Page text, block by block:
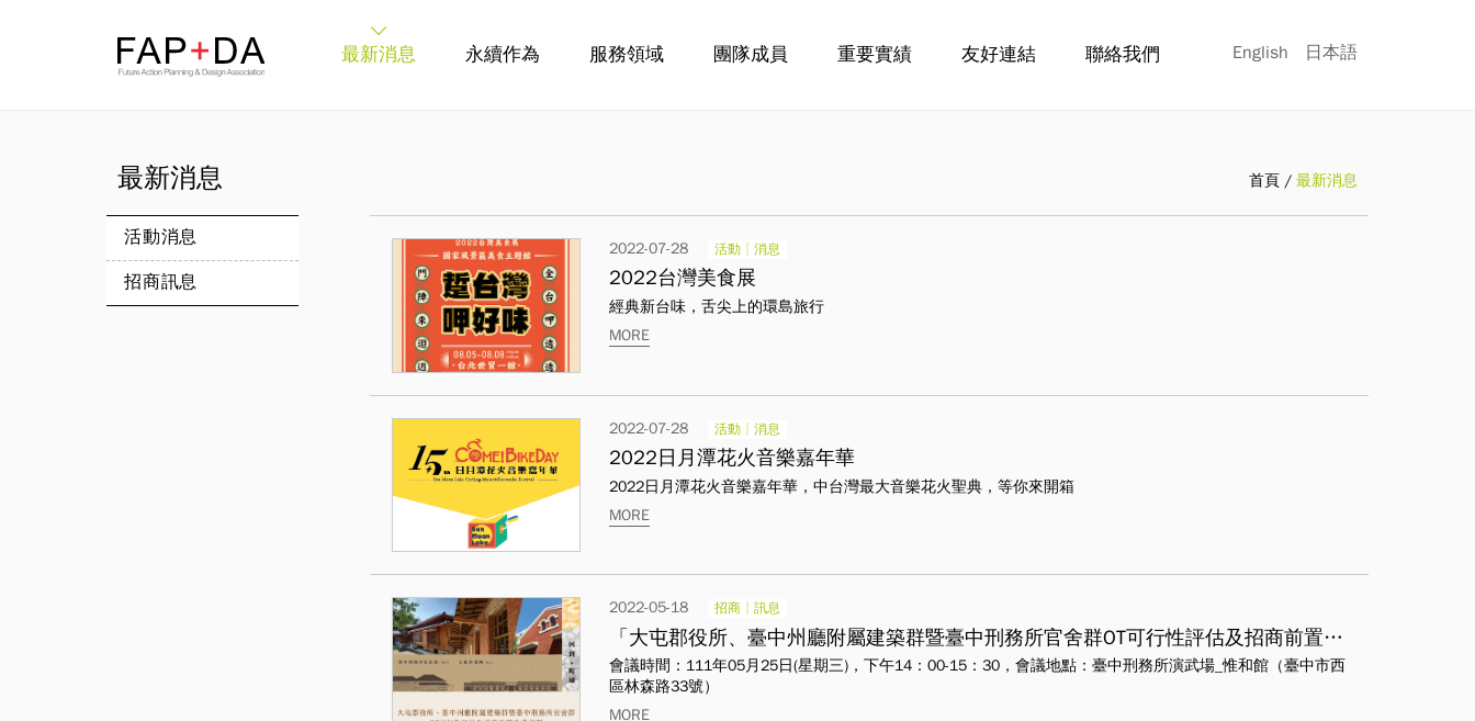
旋之恆 FAP+DA最新消息 永續作為 服務領域 團隊成員 重要實績 友好連結 聯絡我們 English 日本語
最新消息
活動消息
招商訊息
首頁 最新消息
2022-07-28 活動│消息
2022台灣美食展
經典新台味，舌尖上的環島旅行
MORE
2022-07-28 活動│消息
2022日月潭花火音樂嘉年華
2022日月潭花火音樂嘉年華，中台灣最大音樂花火聖典，等你來開箱
MORE
2022-05-18 招商│訊息
「大屯郡役所、臺中州廳附屬建築群暨臺中刑務所官舍群OT可行性評估及招商前置作業規劃」公聽會
會議時間：111年05月25日(星期三)，下午14：00-15：30，會議地點：臺中刑務所演武場_惟和館（臺中市西
區林森路33號）
MORE